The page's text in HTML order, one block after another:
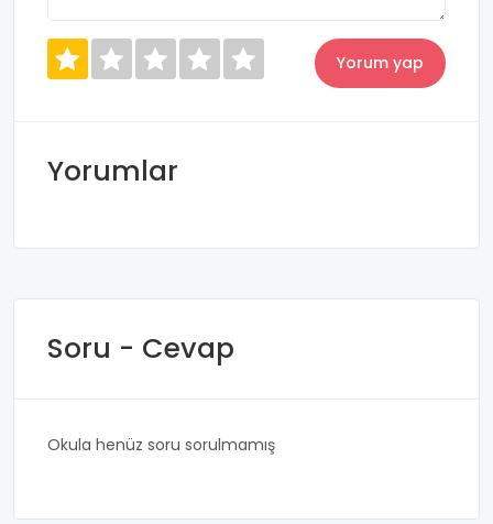
Yorumlar
Soru - Cevap
Okula henüz soru sorulmamış